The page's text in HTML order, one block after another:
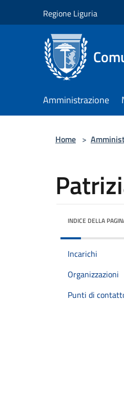
Regione Liguria
Amministrazione
Home >
INDICE DELLA
Incarichi
Organizzazioni
Punti di